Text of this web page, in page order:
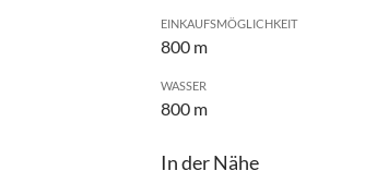
EINKAUFSMÖGLICHKEIT
800 m
WASSER
800 m
In der Nähe